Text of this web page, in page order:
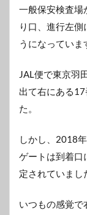
一般保安検査場
り口、進行左
うになっていま
JAL便で東京羽
出て右にある
た。
しかし、2018
ゲートは到着口
定されていまし
いつもの感覚で